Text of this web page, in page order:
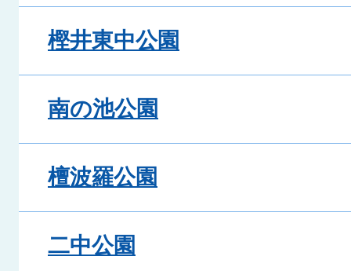
樫井東中公園
南の池公園
檀波羅公園
二中公園